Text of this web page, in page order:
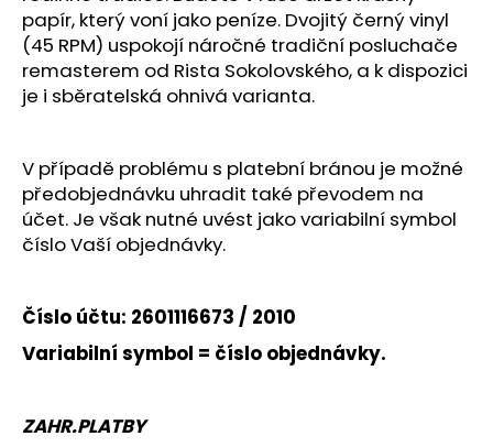
papír, který voní jako peníze. Dvojitý černý vinyl
(45 RPM) uspokojí náročné tradiční posluchače
remasterem od Rista Sokolovského, a k dispozici
je i sběratelská ohnivá varianta.
V případě problému s platební bránou je možné
předobjednávku uhradit také převodem na
účet. Je však nutné uvést jako variabilní symbol
číslo Vaší objednávky.
Číslo účtu: 2601116673 / 2010
Variabilní symbol = číslo objednávky.
ZAHR.PLATBY
o
r
u
č
u
m
e
TOXXX
MUMIE
DELUXE